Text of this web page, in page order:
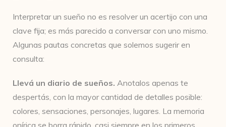
Interpretar un sueño no es resolver un acertijo con una
clave fija; es más parecido a conversar con uno mismo.
Algunas pautas concretas que solemos sugerir en
consulta:
Llevá un diario de sueños. Anotalos apenas te
despertás, con la mayor cantidad de detalles posible:
colores, sensaciones, personajes, lugares. La memoria
onírica se borra rápido, casi siempre en los primeros